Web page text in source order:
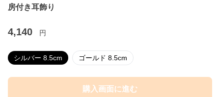
房付き耳飾り
4,140 円
シルバー 8.5cm ゴールド 8.5cm
購入画面に進む